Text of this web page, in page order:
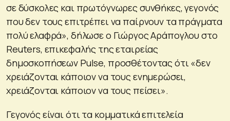
σε δύσκολες και πρωτόγνωρες συνθήκες, γεγονός
που δεν τους επιτρέπει να παίρνουν τα πράγματα
πολύ ελαφρά», δήλωσε ο Γιώργος Αράπογλου στο
Reuters, επικεφαλής της εταιρείας
δημοσκοπήσεων Pulse, προσθέτοντας ότι «δεν
χρειάζονται κάποιον να τους ενημερώσει,
χρειάζονται κάποιον να τους πείσει».
Γεγονός είναι ότι τα κομματικά επιτελεία